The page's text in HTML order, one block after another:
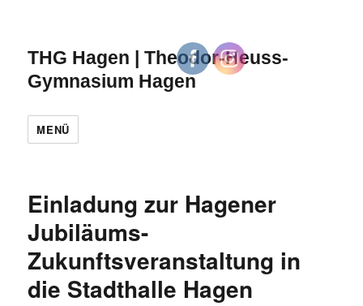
THG Hagen | Theodor-Heuss-
Gymnasium Hagen
MENÜ
Einladung zur Hagener
Jubiläums-
Zukunftsveranstaltung in
die Stadthalle Hagen